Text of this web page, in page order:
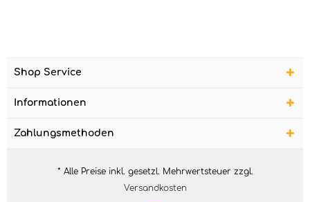
Shop Service
Informationen
Zahlungsmethoden
* Alle Preise inkl. gesetzl. Mehrwertsteuer zzgl.
Versandkosten